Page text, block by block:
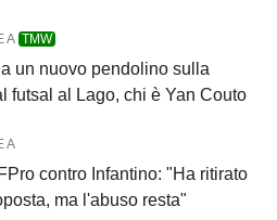
A TMW
un nuovo pendolino sulla
futsal al Lago, chi è Yan Couto
A
contro Infantino: "Ha ritirato
ma l'abuso resta"